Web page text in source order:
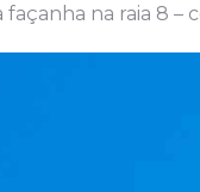
na raia 8 –